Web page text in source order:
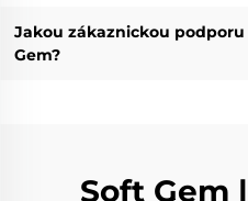
Jakou zákaznickou
Gem?
Soft Gem